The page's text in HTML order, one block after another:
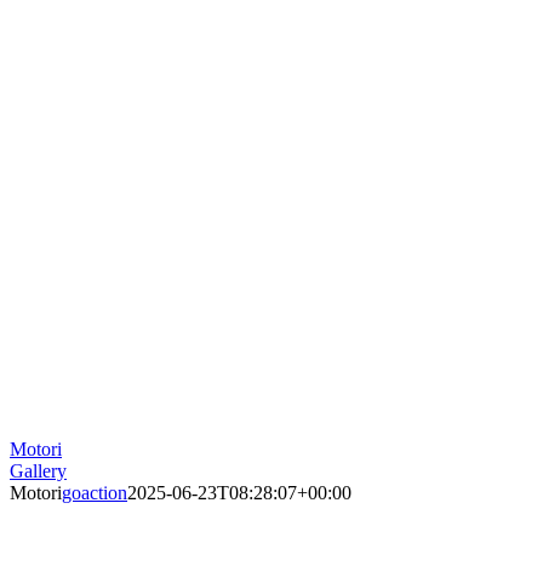
Motori
Gallery
Motorigoaction2025-06-23T08:28:07+00:00